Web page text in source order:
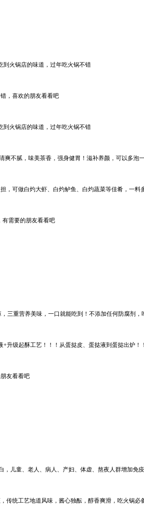
到火锅店的味道，过年吃火锅不错
，喜欢的朋友看看吧
到火锅店的味道，过年吃火锅不错
爽不腻，味美茶香，强身健胃！滋补养颜，可以多泡
，可做白灼大虾、白灼鲈鱼、白灼蔬菜等佳肴，一料
有需要的朋友看看吧
三重营养美味，一口就能吃到！不添加任何防腐剂
升级起酥工艺！！！从蛋挞皮、蛋挞液到蛋挞出炉！
友看看吧
，儿童、老人、病人、产妇、体虚、熬夜人群增加免
传统工艺地道风味，酱心独酝，醇香爽滑，吃火锅必